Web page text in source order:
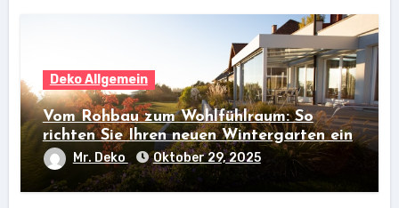
Deko Allgemein
Vom Rohbau zum Wohlfühlraum: So
richten Sie Ihren neuen Wintergarten ein
Mr. Deko Oktober 29, 2025